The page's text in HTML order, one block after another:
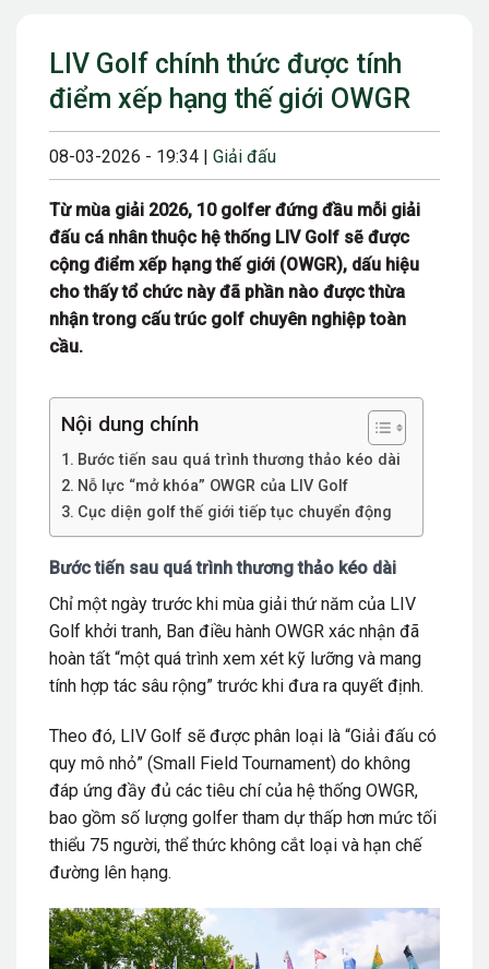
LIV Golf chính thức được tính
điểm xếp hạng thế giới OWGR
08-03-2026 - 19:34 | Giải đấu
Từ mùa giải 2026, 10 golfer đứng đầu mỗi giải
đấu cá nhân thuộc hệ thống LIV Golf sẽ được
cộng điểm xếp hạng thế giới (OWGR), dấu hiệu
cho thấy tổ chức này đã phần nào được thừa
nhận trong cấu trúc golf chuyên nghiệp toàn
cầu.
Nội dung chính
Bước tiến sau quá trình thương thảo kéo dài
Nỗ lực “mở khóa” OWGR của LIV Golf
Cục diện golf thế giới tiếp tục chuyển động
Bước tiến sau quá trình thương thảo kéo dài
Chỉ một ngày trước khi mùa giải thứ năm của LIV
Golf khởi tranh, Ban điều hành OWGR xác nhận đã
hoàn tất “một quá trình xem xét kỹ lưỡng và mang
tính hợp tác sâu rộng” trước khi đưa ra quyết định.
Theo đó, LIV Golf sẽ được phân loại là “Giải đấu có
quy mô nhỏ” (Small Field Tournament) do không
đáp ứng đầy đủ các tiêu chí của hệ thống OWGR,
bao gồm số lượng golfer tham dự thấp hơn mức tối
thiểu 75 người, thể thức không cắt loại và hạn chế
đường lên hạng.